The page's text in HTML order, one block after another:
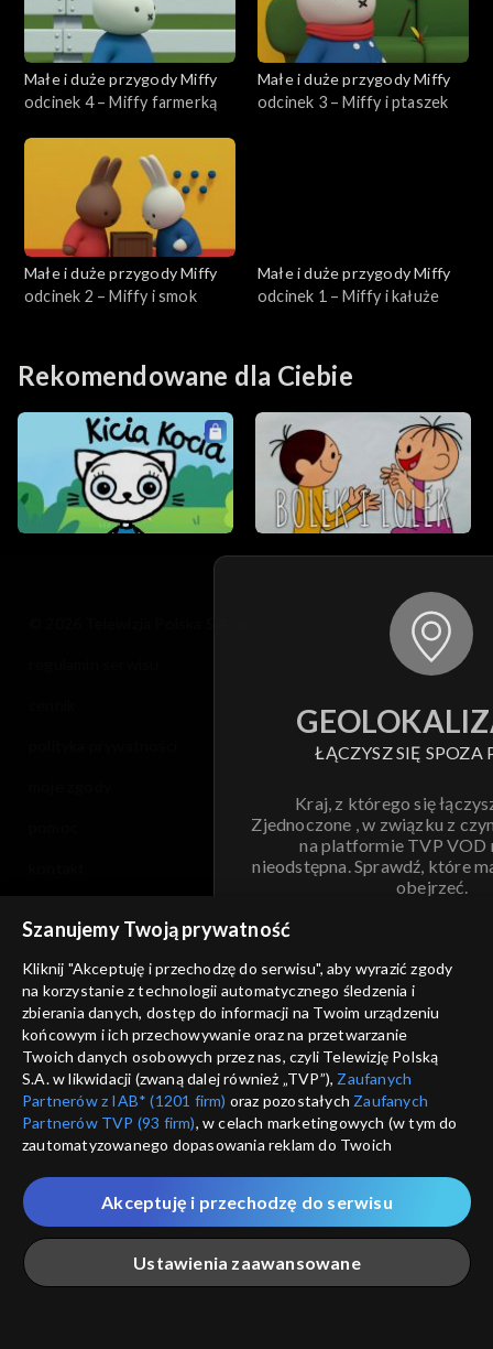
Małe i duże przygody Miffy
odcinek 4 – Miffy farmerką
Małe i duże przygody Miffy
odcinek 3 – Miffy i ptaszek
Małe i duże przygody Miffy
odcinek 2 – Miffy i smok
Małe i duże przygody Miffy
odcinek 1 – Miffy i kałuże
Rekomendowane dla Ciebie
ŁĄCZYSZ SIĘ SPOZA
Kraj, z którego się
Zjednoczone , w związku z
na platformie TVP VOD
nieodstępna. Sprawdź, które
obejrzeć.
ANULUJ
informacje o dostawcy usług
Szanujemy Twoją prywatność
Kliknij "Akceptuję i przechodzę do serwisu", aby wyrazić zgody
na korzystanie z technologii automatycznego śledzenia i
zbierania danych, dostęp do informacji na Twoim urządzeniu
końcowym i ich przechowywanie oraz na przetwarzanie
Twoich danych osobowych przez nas, czyli Telewizję Polską
S.A. w likwidacji (zwaną dalej również „TVP”), Zaufanych
Partnerów z IAB* (1201 firm) oraz pozostałych Zaufanych
Partnerów TVP (93 firm), w celach marketingowych (w tym do
zautomatyzowanego dopasowania reklam do Twoich
które wskazujemy poniżej, a także zgody na udostępnianie
przez nas identyfikatora PPID do Google.
Twoje dane osobowe zbierane podczas odwiedzania przez
Ciebie naszych
poszczególnych serwisówzwanych dalej
„Portalem”, w tym informacje zapisywane za pomocą
Ustawienia zaawansowane
Akceptuję i przechodzę do serwisu